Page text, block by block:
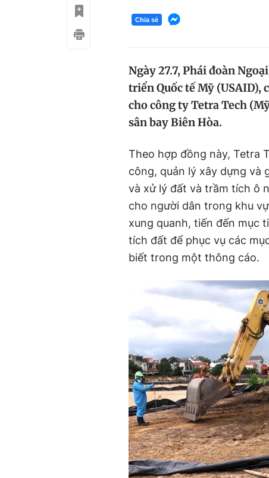
Chia sẻ
Ngày 27.7, Phái đoàn
triển Quốc tế Mỹ (USAID),
cho công ty Tetra Tech
sân bay Biên Hòa.
Theo hợp đồng này, Tetra
công, quản lý xây dựng và
và xử lý đất và trầm tích ô
cho người dân trong khu
xung quanh, tiến đến mục
tích đất để phục vụ các
biết trong một thông cáo.